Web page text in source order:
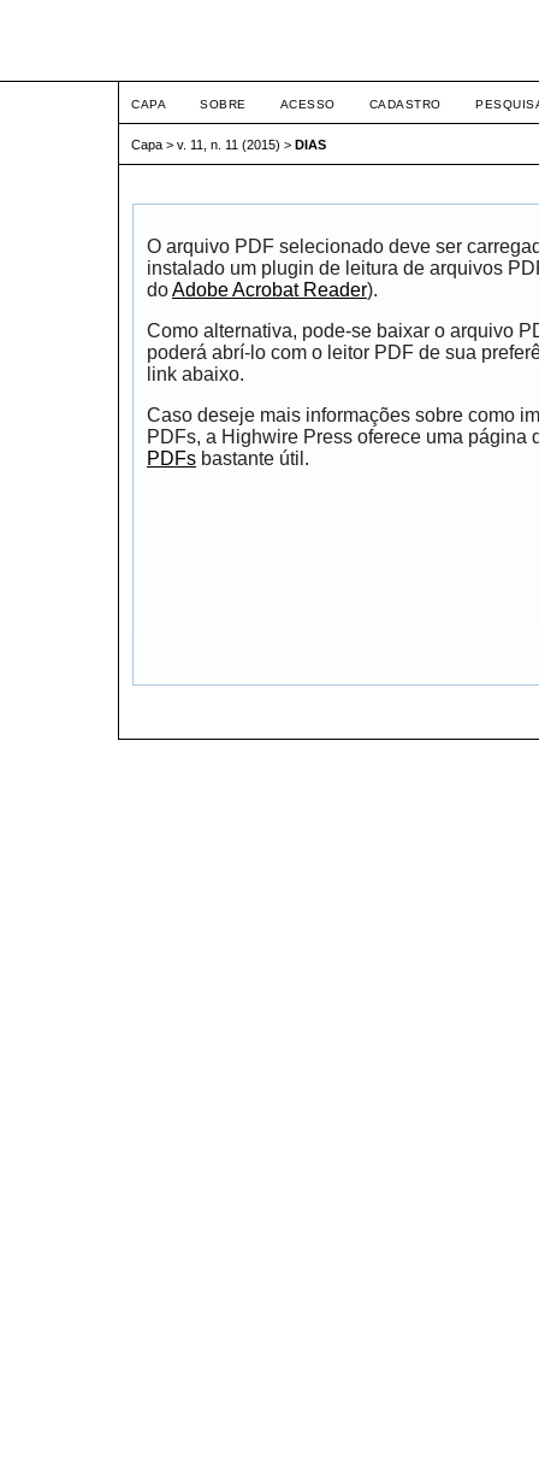
CAPA SOBRE ACESSO CADASTRO
Capa > v. 11, n. 11 (2015) > DIAS
O arquivo PDF selecionado deve ser
instalado um plugin de leitura de arquivos
doAdobe Acrobat Reader).
Como alternativa, pode-se baixar o arquivo
poderá abrí-lo com o leitor PDF de sua
link abaixo.
Caso deseje mais informações sobre como
PDFs, a Highwire Press oferece uma página
PDFs bastante útil.